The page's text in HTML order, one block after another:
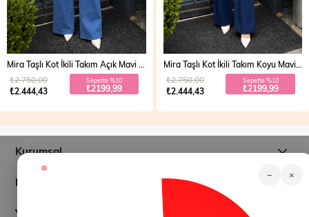
₺2.444,43
₺2.750,00 Sepette %10
₺2199,99
Mira Taşlı Kot İkili Takım Koyu Mavi 19286
₺2.444,43
₺2.750,00 Sepette %10
₺2199,99
Kurumsal
Müşteri İlişkileri
Yardım
− ×